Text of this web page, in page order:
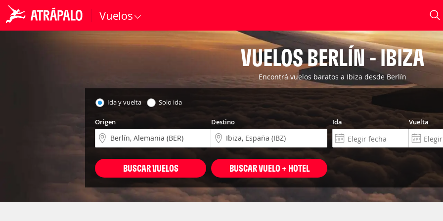
Vuelos
VUELOS BERLÍN - IBIZA
Encontrá vuelos baratos a Ibiza desde Berlín
Ida y vuelta Solo ida
Origen Destino Ida Vuelta
BUSCAR VUELOS BUSCAR VUELO + HOTEL